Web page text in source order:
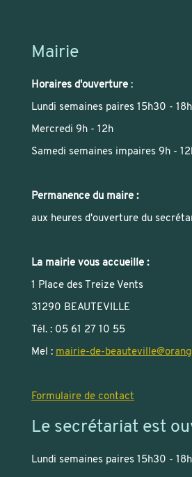
Mairie
Horaires d'ouverture :
Lundi semaines paires 15h30 -
Mercredi 9h - 12h
Samedi semaines impaires 9h -
Permanence du maire :
aux heures d'ouverture du
La mairie vous accueille :
1 Place des Treize Vents
31290 BEAUTEVILLE
Tél. : 05 61 27 10 55
Mel : mairie-de-beauteville@
Formulaire de contact
Le secrétariat est
Lundi semaines paires 15h30 -